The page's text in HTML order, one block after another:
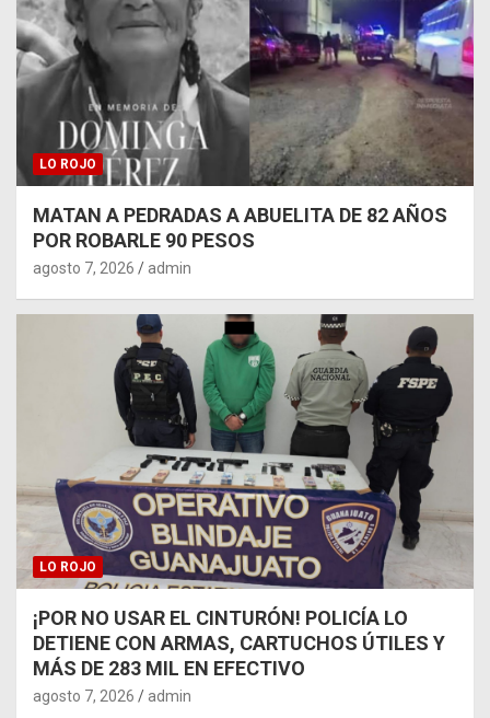
LO ROJO
MATAN A PEDRADAS A ABUELITA DE 82 AÑOS
POR ROBARLE 90 PESOS
agosto 7, 2026 admin
LO ROJO
¡POR NO USAR EL CINTURÓN! POLICÍA LO
DETIENE CON ARMAS, CARTUCHOS ÚTILES Y
MÁS DE 283 MIL EN EFECTIVO
agosto 7, 2026 admin